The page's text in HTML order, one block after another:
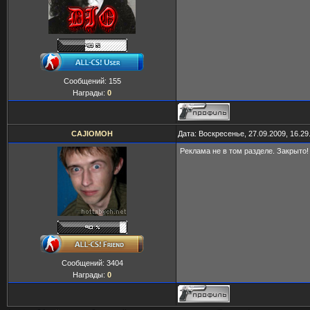
Сообщений: 155
Награды: 0
CAJIOMOH Дата: Воскресенье, 27.09.2009,
Сообщений: 3404
Награды: 0
Реклама не в том разделе. Закрыто!